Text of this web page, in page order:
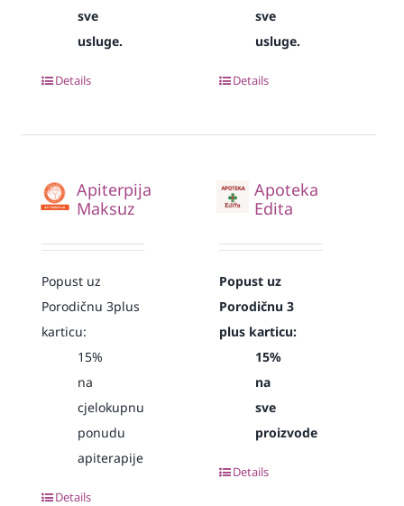
sve
usluge.
Details
sve
usluge.
Details
Apiterpija
Maksuz
Popust uz
Porodičnu 3plus
karticu:
15%
na
cjelokupnu
ponudu
apiterapije
Details
Apoteka
Edita
Popust uz
Porodičnu 3
plus karticu:
15%
na
sve
proizvode
Details